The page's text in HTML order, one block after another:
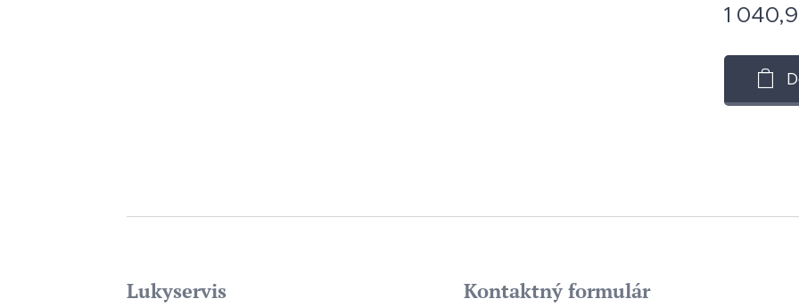
1
Lukyservis Kontaktný formulár